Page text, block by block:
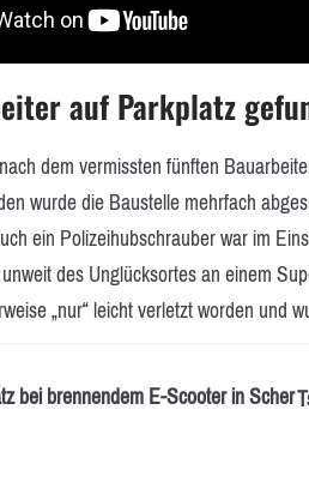
auf Parkplatz
dem vermissten fünften
wurde die Baustelle mehrfach
ein Polizeihubschrauber war im
des Unglücksortes an einem
„nur“ leicht verletzt worden und
bei brennendem E-Scooter in Scher